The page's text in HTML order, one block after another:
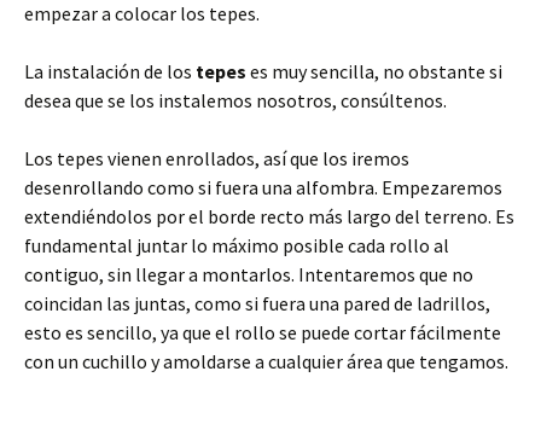
empezar a colocar los tepes.
La instalación de los tepes es muy sencilla, no obstante si
desea que se los instalemos nosotros, consúltenos.
Los tepes vienen enrollados, así que los iremos
desenrollando como si fuera una alfombra. Empezaremos
extendiéndolos por el borde recto más largo del terreno. Es
fundamental juntar lo máximo posible cada rollo al
contiguo, sin llegar a montarlos. Intentaremos que no
coincidan las juntas, como si fuera una pared de ladrillos,
esto es sencillo, ya que el rollo se puede cortar fácilmente
con un cuchillo y amoldarse a cualquier área que tengamos.